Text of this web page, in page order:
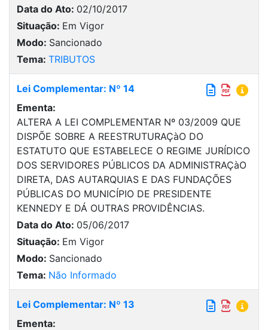
Data do Ato: 02/10/2017
Situação: Em Vigor
Modo: Sancionado
Tema: TRIBUTOS
Lei Complementar: Nº 14
Ementa:
ALTERA A LEI COMPLEMENTAR Nº 03/2009 QUE
DISPÕE SOBRE A REESTRUTURAÇàO DO
ESTATUTO QUE ESTABELECE O REGIME JURÍDICO
DOS SERVIDORES PÚBLICOS DA ADMINISTRAÇàO
DIRETA, DAS AUTARQUIAS E DAS FUNDAÇÕES
PÚBLICAS DO MUNICÍPIO DE PRESIDENTE
KENNEDY E DÁ OUTRAS PROVIDÊNCIAS.
Data do Ato: 05/06/2017
Situação: Em Vigor
Modo: Sancionado
Tema: Não Informado
Lei Complementar: Nº 13
Ementa: